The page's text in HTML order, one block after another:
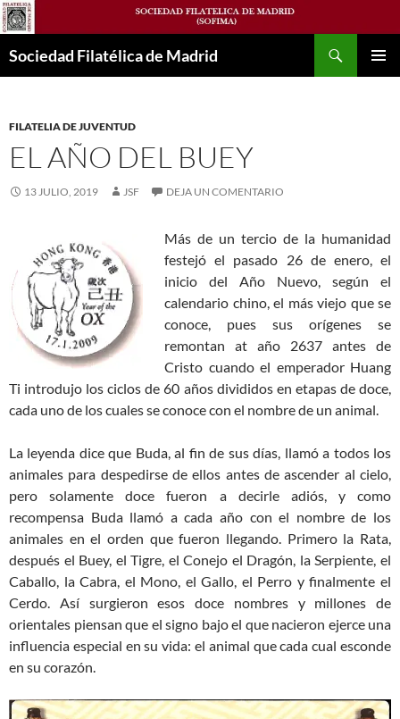
Saltar
al
contenido
Sociedad Filatélica de Madrid
FILATELIA DE JUVENTUD
EL AÑO DEL BUEY
13 JULIO, 2019 JSF DEJA UN COMENTARIO
Más de un tercio de la humanidad
festejó el pasado 26 de enero, el
inicio del Año Nuevo, según el
calendario chino, el más viejo que se
conoce, pues sus orígenes se
remontan at año 2637 antes de
Cristo cuando el emperador Huang
Ti introdujo los ciclos de 60 años divididos en etapas de doce,
cada uno de los cuales se conoce con el nombre de un animal.
La leyenda dice que Buda, al fin de sus días, llamó a todos los
animales para despedirse de ellos antes de ascender al cielo,
pero solamente doce fueron a decirle adiós, y como
recompensa Buda llamó a cada año con el nombre de los
animales en el orden que fueron llegando. Primero la Rata,
después el Buey, el Tigre, el Conejo el Dragón, la Serpiente, el
Caballo, la Cabra, el Mono, el Gallo, el Perro y finalmente el
Cerdo. Así surgieron esos doce nombres y millones de
orientales piensan que el signo bajo el que nacieron ejerce una
influencia especial en su vida: el animal que cada cual esconde
en su corazón.